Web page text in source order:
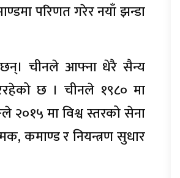
परिणत गरेर नयाँ झन्डा
चीनले आफ्ना धेरै सैन्य
छ । चीनले १९८० मा
मा विश्व स्तरको सेना
कमाण्ड र नियन्त्रण सुधार